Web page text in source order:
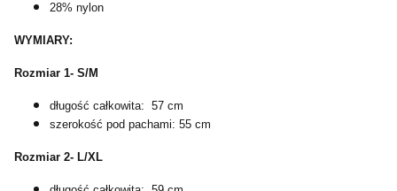
28% nylon
WYMIARY:
Rozmiar 1- S/M
długość całkowita: 57 cm
szerokość pod pachami: 55 cm
Rozmiar 2- L/XL